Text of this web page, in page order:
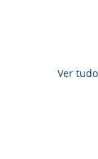
Ver tudo